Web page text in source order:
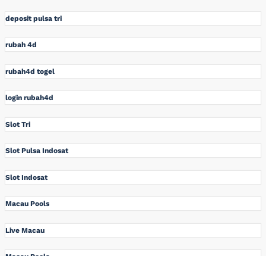
deposit pulsa tri
rubah 4d
rubah4d togel
login rubah4d
Slot Tri
Slot Pulsa Indosat
Slot Indosat
Macau Pools
Live Macau